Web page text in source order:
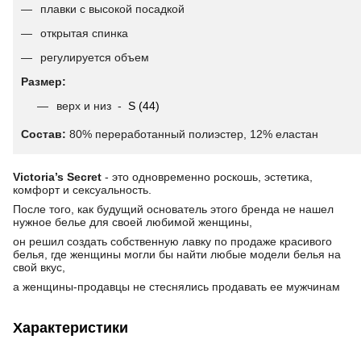
плавки с высокой посадкой
открытая спинка
регулируется объем
Размер:
верх и низ - S (44)
Состав: 80% переработанный полиэстер, 12% еластан
Victoria’s Secret - это одновременно роскошь, эстетика,
комфорт и сексуальность.
После того, как будущий основатель этого бренда не нашел
нужное белье для своей любимой женщины,
он решил создать собственную лавку по продаже красивого
белья, где женщины могли бы найти любые модели белья на
свой вкус,
а женщины-продавцы не стеснялись продавать ее мужчинам
Характеристики